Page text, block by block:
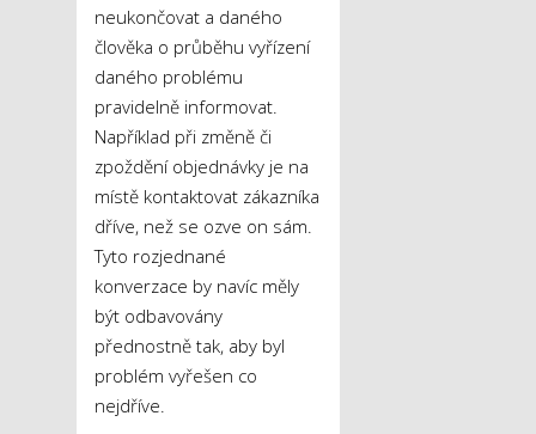
neukončovat a daného
člověka o průběhu vyřízení
daného problému
pravidelně informovat.
Například při změně či
zpoždění objednávky je na
místě kontaktovat zákazníka
dříve, než se ozve on sám.
Tyto rozjednané
konverzace by navíc měly
být odbavovány
přednostně tak, aby byl
problém vyřešen co
nejdříve.